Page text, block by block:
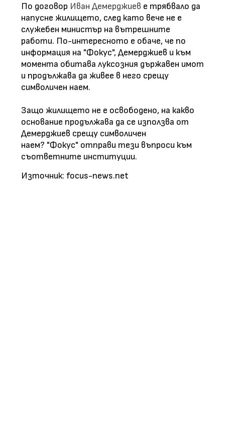
По договор Иван Демерджиев е трябвало да
напусне жилището, след като вече не е
служебен министър на вътрешните
работи. По-интересното е обаче, че по
информация на "Фокус", Демерджиев и към
момента обитава луксозния държавен имот
и продължава да живее в него срещу
символичен наем.
Защо жилището не е освободено, на какво
основание продължава да се използва от
Демерджиев срещу символичен
наем? "Фокус" отправи тези въпроси към
съответните институции.
Източник: focus-news.net